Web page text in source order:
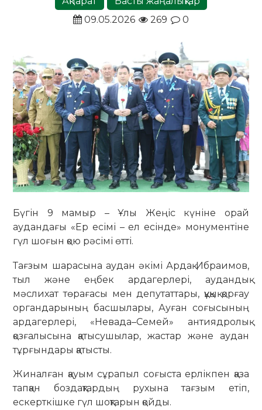
09.05.2026
269 0
Бүгін 9 мамыр – Ұлы Жеңіс күніне орай
аудандағы «Ер есімі – ел есінде» монументіне
гүл шоғын қою рәсімі өтті.
Тағзым шарасына аудан әкімі Ардақ Ибраимов,
тыл және еңбек ардагерлері, аудандық
мәслихат төрағасы мен депутаттары, құқық қорғау
органдарының басшылары, Ауған соғысының
ардагерлері, «Невада–Семей» антиядролық
қозғалысына қатысушылар, жастар және аудан
тұрғындары қатысты.
Жиналған қауым сұрапыл соғыста ерлікпен қаза
тапқан боздақтардың рухына тағзым етіп,
ескерткішке гүл шоқтарын қойды.